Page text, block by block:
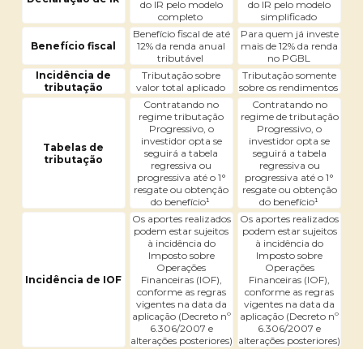
do IR pelo modelo
completo
do IR pelo modelo
simplificado
Benefício fiscal
Benefício fiscal de até
12% da renda anual
tributável
Para quem já investe
mais de 12% da renda
no PGBL
Incidência de
tributação
Tributação sobre
valor total aplicado
Tributação somente
sobre os rendimentos
Tabelas de
tributação
Contratando no
regime tributação
Progressivo, o
investidor opta se
seguirá a tabela
regressiva ou
progressiva até o 1°
resgate ou obtenção
do benefício¹
Contratando no
regime de tributação
Progressivo, o
investidor opta se
seguirá a tabela
regressiva ou
progressiva até o 1°
resgate ou obtenção
do benefício¹
Incidência de IOF
Os aportes realizados
podem estar sujeitos
à incidência do
Imposto sobre
Operações
Financeiras (IOF),
conforme as regras
vigentes na data da
aplicação (Decreto nº
6.306/2007 e
alterações posteriores)
Os aportes realizados
podem estar sujeitos
à incidência do
Imposto sobre
Operações
Financeiras (IOF),
conforme as regras
vigentes na data da
aplicação (Decreto nº
6.306/2007 e
alterações posteriores)